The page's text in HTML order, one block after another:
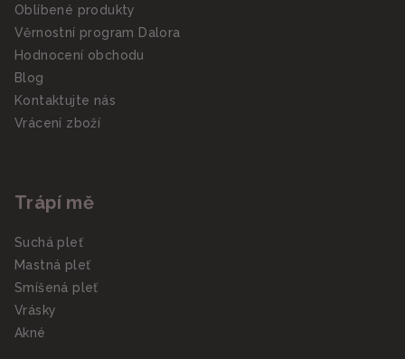
Oblíbené produkty
Věrnostní program Dalora
Hodnocení obchodu
Blog
Kontaktujte nás
Vrácení zboží
Trápí mě
Suchá pleť
Mastná pleť
Smíšená pleť
Vrásky
Akné